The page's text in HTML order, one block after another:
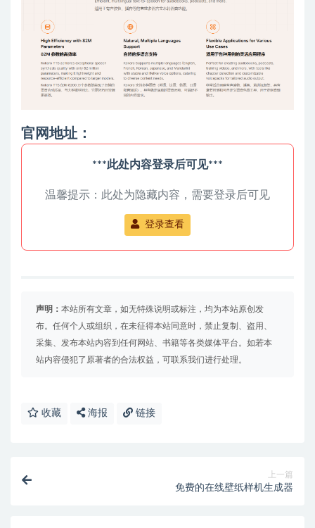
官网地址：
***此处内容登录后可见***
温馨提示：此处为隐藏内容，需要登录后可见
登录查看
声明： 本站所有文章，如无特殊说明或标注，均为本站原创发
布。任何个人或组织，在未征得本站同意时，禁止复制、盗用、
采集、发布本站内容到任何网站、书籍等各类媒体平台。如若本
站内容侵犯了原著者的合法权益，可联系我们进行处理。
收藏 海报 链接
上一篇
免费的在线壁纸样机生成器